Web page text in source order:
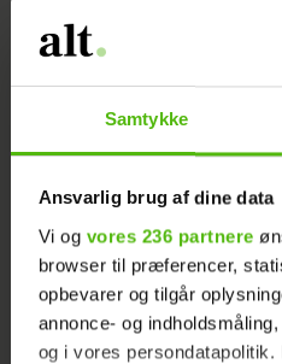
Samtykke
Ansvarlig brug af dine data
Vi og vores 236 partnere
browser til præferencer,
opbevarer og tilgår
annonce- og
og i vores